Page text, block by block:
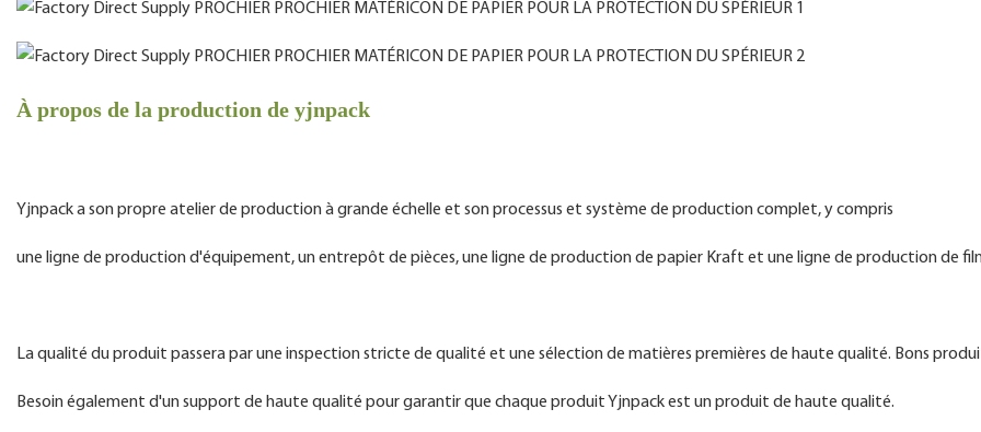
À propos de la production de yjnpack
Yjnpack a son propre atelier de production à grande échelle et son processus et système de production complet, y compris
une ligne de production d'équipement, un entrepôt de pièces, une ligne de production de papier Kraft et une ligne de production de
La qualité du produit passera par une inspection stricte de qualité et une sélection de matières premières de haute qualité. Bons
Besoin également d'un support de haute qualité pour garantir que chaque produit Yjnpack est un produit de haute qualité.